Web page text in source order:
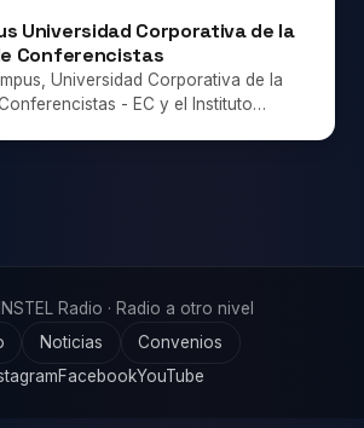
Universidad Corporativa de la
Conferencistas
Universidad Corporativa de la
- EC y el Instituto…
Radio · Radio a otro nivel
Noticias
Convenios
FacebookYouTube